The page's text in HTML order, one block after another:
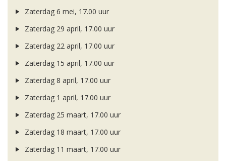
Zaterdag 6 mei, 17.00 uur
Zaterdag 29 april, 17.00 uur
Zaterdag 22 april, 17.00 uur
Zaterdag 15 april, 17.00 uur
Zaterdag 8 april, 17.00 uur
Zaterdag 1 april, 17.00 uur
Zaterdag 25 maart, 17.00 uur
Zaterdag 18 maart, 17.00 uur
Zaterdag 11 maart, 17.00 uur